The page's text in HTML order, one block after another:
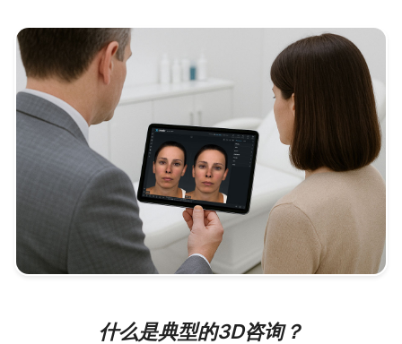
什么是典型的3D咨询？